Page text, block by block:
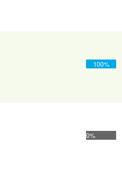
100%
0%